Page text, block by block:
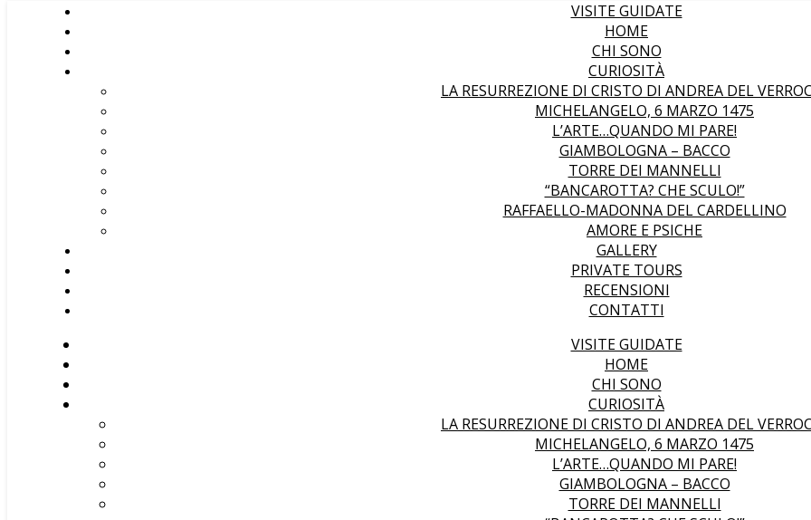
VISITE GUIDATE
HOME
CHI SONO
CURIOSITÀ
LA RESURREZIONE DI CRISTO DI ANDREA DEL
MICHELANGELO, 6 MARZO 1475
L’ARTE…QUANDO MI PARE!
GIAMBOLOGNA – BACCO
TORRE DEI MANNELLI
“BANCAROTTA? CHE SCULO!”
RAFFAELLO-MADONNA DEL CARDELLINO
AMORE E PSICHE
GALLERY
PRIVATE TOURS
RECENSIONI
CONTATTI
VISITE GUIDATE
HOME
CHI SONO
CURIOSITÀ
LA RESURREZIONE DI CRISTO DI ANDREA DEL
MICHELANGELO, 6 MARZO 1475
L’ARTE…QUANDO MI PARE!
GIAMBOLOGNA – BACCO
TORRE DEI MANNELLI